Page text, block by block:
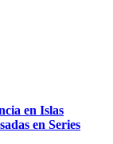
en Islas
en Series